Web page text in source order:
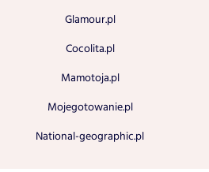
Glamour.pl
Cocolita.pl
Mamotoja.pl
Mojegotowanie.pl
National-geographic.pl